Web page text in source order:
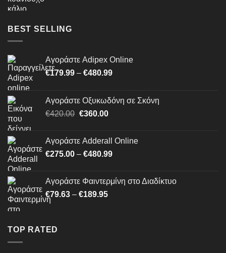
BEST SELLING
Αγοράστε Adipex Online
€179.99 – €480.99Price
through
Αγοράστε Οξυκωδόνη σε Σκόνη
€420.00 Original
€420.00.
€360.00Η
είναι:
€360.00.
Αγοράστε Adderall Online
€275.00 – €480.99Price
through
Αγοράστε Φαιντερμίνη στο Διαδίκτυο
€79.63 – €189.95Price
TOP RATED